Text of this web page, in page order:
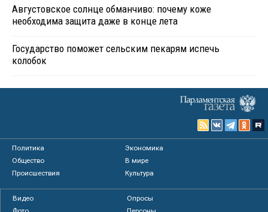
Августовское солнце обманчиво: почему коже
необходима защита даже в конце лета
Государство поможет сельским пекарям испечь
колобок
Политика
Экономика
Общество
В мире
Происшествия
Культура
Видео
Опросы